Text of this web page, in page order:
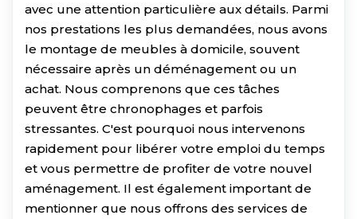
avec une attention particulière aux détails. Parmi
nos prestations les plus demandées, nous avons
le montage de meubles à domicile, souvent
nécessaire après un déménagement ou un
achat. Nous comprenons que ces tâches
peuvent être chronophages et parfois
stressantes. C'est pourquoi nous intervenons
rapidement pour libérer votre emploi du temps
et vous permettre de profiter de votre nouvel
aménagement. Il est également important de
mentionner que nous offrons des services de